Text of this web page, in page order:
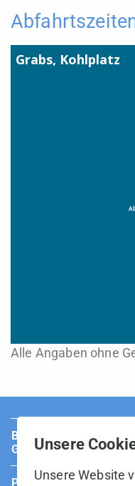
Alle Angaben ohne
BUS Sarganserland
Gruppe.
Partner
Unsere
Unsere Website